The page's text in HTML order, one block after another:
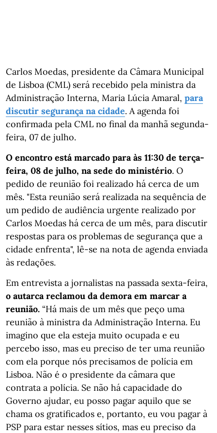
Carlos Moedas, presidente da Câmara Municipal
de Lisboa (CML) será recebido pela ministra da
Administração Interna, Maria Lúcia Amaral, para
discutir segurança na cidade. A agenda foi
confirmada pela CML no final da manhã segunda-
feira, 07 de julho.
O encontro está marcado para às 11:30 de terça-
feira, 08 de julho, na sede do ministério. O
pedido de reunião foi realizado há cerca de um
mês. "Esta reunião será realizada na sequência de
um pedido de audiência urgente realizado por
Carlos Moedas há cerca de um mês, para discutir
respostas para os problemas de segurança que a
cidade enfrenta", lê-se na nota de agenda enviada
às redações.
Em entrevista a jornalistas na passada sexta-feira,
o autarca reclamou da demora em marcar a
reunião. “Há mais de um mês que peço uma
reunião à ministra da Administração Interna. Eu
imagino que ela esteja muito ocupada e eu
percebo isso, mas eu preciso de ter uma reunião
com ela porque nós precisamos de polícia em
Lisboa. Não é o presidente da câmara que
contrata a polícia. Se não há capacidade do
Governo ajudar, eu posso pagar aquilo que se
chama os gratificados e, portanto, eu vou pagar à
PSP para estar nesses sítios, mas eu preciso da